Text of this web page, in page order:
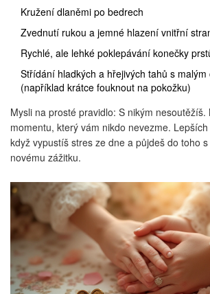
Kružení dlaněmi po bedrech
Zvednutí rukou a jemné hlazení vnitřní
Rychlé, ale lehké poklepávání konečky
Střídání hladkých a hřejivých tahů s
(například krátce fouknout na pokožku)
Mysli na prosté pravidlo: S nikým nesoutěžíš.
momentu, který vám nikdo nevezme.
když vypustíš stres ze dne a půjdeš do toho
novému zážitku.